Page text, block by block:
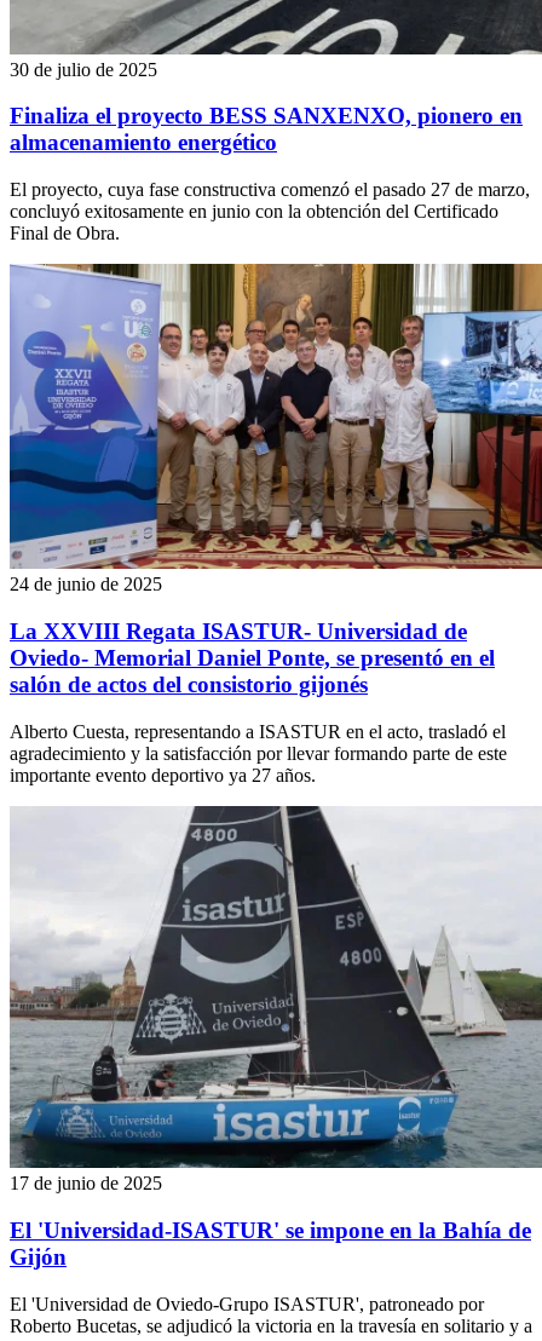
30 de julio de 2025
Finaliza el proyecto BESS SANXENXO, pionero en
almacenamiento energético
El proyecto, cuya fase constructiva comenzó el pasado 27 de marzo,
concluyó exitosamente en junio con la obtención del Certificado
Final de Obra.
24 de junio de 2025
La XXVIII Regata ISASTUR- Universidad de
Oviedo- Memorial Daniel Ponte, se presentó en el
salón de actos del consistorio gijonés
Alberto Cuesta, representando a ISASTUR en el acto, trasladó el
agradecimiento y la satisfacción por llevar formando parte de este
importante evento deportivo ya 27 años.
17 de junio de 2025
El 'Universidad-ISASTUR' se impone en la Bahía de
Gijón
El 'Universidad de Oviedo-Grupo ISASTUR', patroneado por
Roberto Bucetas, se adjudicó la victoria en la travesía en solitario y a